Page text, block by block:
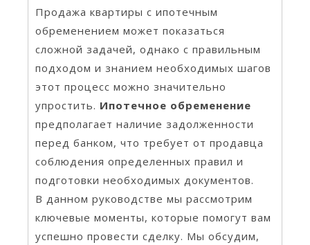
Продажа квартиры с ипотечным
обременением может показаться
сложной задачей, однако с правильным
подходом и знанием необходимых шагов
этот процесс можно значительно
упростить. Ипотечное обременение
предполагает наличие задолженности
перед банком, что требует от продавца
соблюдения определенных правил и
подготовки необходимых документов.
В данном руководстве мы рассмотрим
ключевые моменты, которые помогут вам
успешно провести сделку. Мы обсудим,